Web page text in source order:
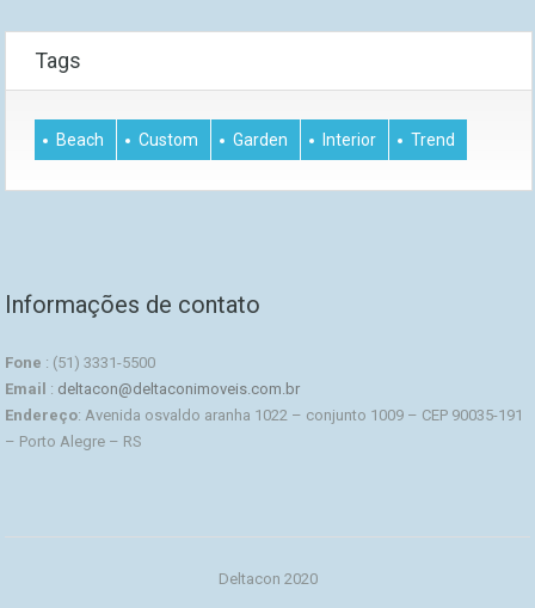
Tags
Beach Custom Garden Interior Trend
Informações de contato
Fone : (51) 3331-5500
Email : deltacon@deltaconimoveis.com.br
Endereço: Avenida osvaldo aranha 1022 – conjunto 1009 – CEP 90035-191
– Porto Alegre – RS
Deltacon 2020